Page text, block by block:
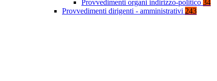
Provvedimenti organi indirizzo-politico 34
Provvedimenti dirigenti - amministrativi 243